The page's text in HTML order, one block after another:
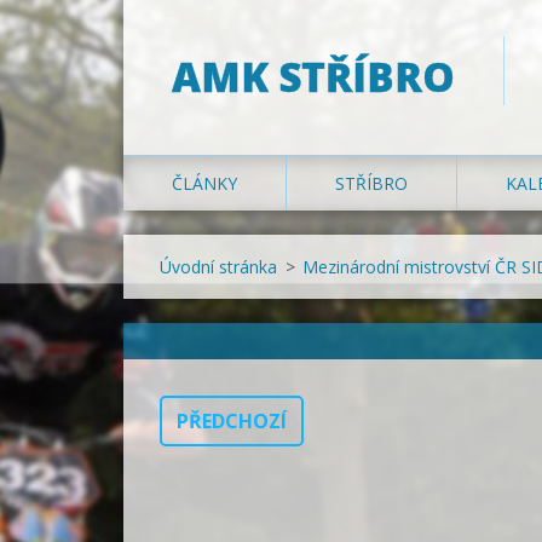
AMK STŘÍBRO
ČLÁNKY STŘÍBRO
Úvodní stránka > Mezinárodní mistrovství ČR
PŘEDCHOZÍ